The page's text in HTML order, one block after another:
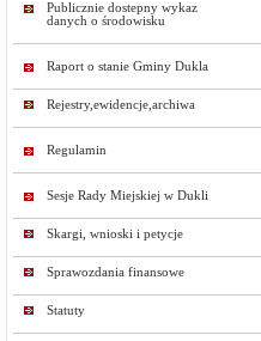
Publicznie dostepny wykaz
danych o środowisku
Raport o stanie Gminy Dukla
Rejestry,ewidencje,archiwa
Regulamin
Sesje Rady Miejskiej w Dukli
Skargi, wnioski i petycje
Sprawozdania finansowe
Statuty